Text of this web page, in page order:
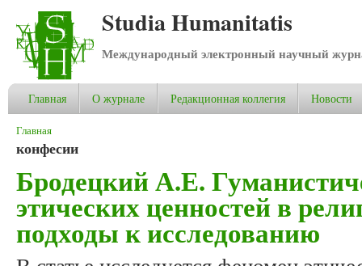
Studia Humanitatis
Международный электронный научный
Главная О журнале Редакционная коллегия Новости
Вы здесь
Главная
конфесии
Бродецкий А.Е.
этических ценностей в
подходы к исследованию